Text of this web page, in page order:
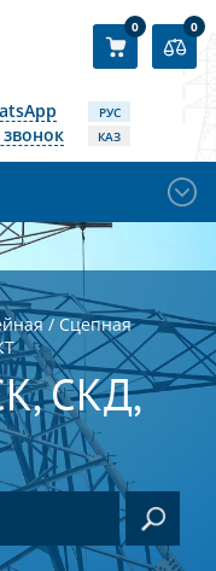
звонок
РУС
КАЗ
0 0
/Сцепная
СКД,